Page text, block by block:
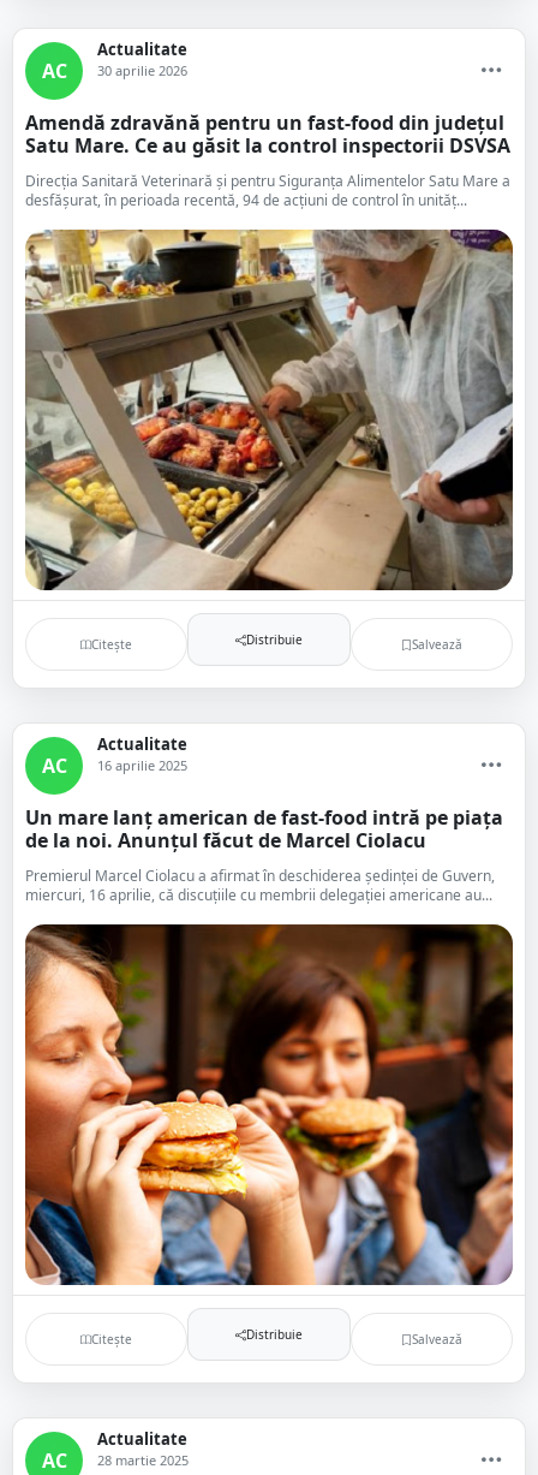
AC
Actualitate
30 aprilie 2026
Amendă zdravănă pentru un fast-food din județul
Satu Mare. Ce au găsit la control inspectorii DSVSA
Direcția Sanitară Veterinară și pentru Siguranța Alimentelor Satu Mare a
desfășurat, în perioada recentă, 94 de acțiuni de control în unităț...
Citește Distribuie Salvează
AC
Actualitate
16 aprilie 2025
Un mare lanț american de fast-food intră pe piața
de la noi. Anunțul făcut de Marcel Ciolacu
Premierul Marcel Ciolacu a afirmat în deschiderea ședinței de Guvern,
miercuri, 16 aprilie, că discuțiile cu membrii delegației americane au...
Citește Distribuie Salvează
AC
Actualitate
28 martie 2025